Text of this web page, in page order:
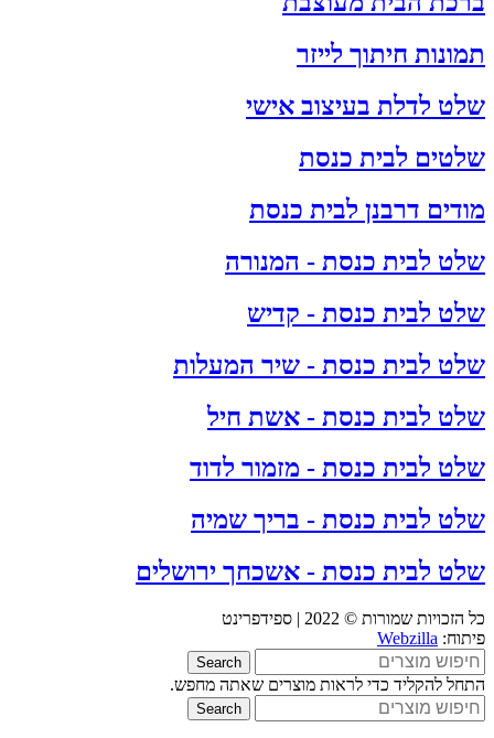
תמונות חיתוך לייזר
שלט לדלת בעיצוב אישי
שלטים לבית כנסת
מודים דרבנן לבית כנסת
שלט לבית כנסת - המנורה
שלט לבית כנסת - קדיש
שלט לבית כנסת - שיר המעלות
שלט לבית כנסת - אשת חיל
שלט לבית כנסת - מזמור לדוד
שלט לבית כנסת - בריך שמיה
שלט לבית כנסת - אשכחך ירושלים
כל הזכויות שמורות © 2022 | ספידפרינט
פיתוח: Webzilla
Search
התחל להקליד כדי לראות מוצרים שאתה מחפש.
Search